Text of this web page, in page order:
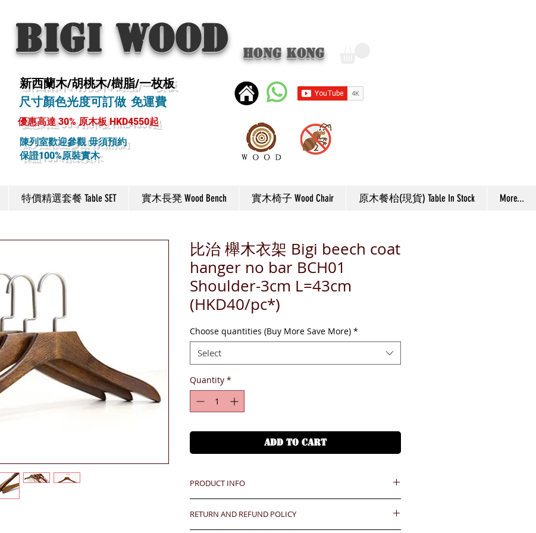
BIGI wood Hong Kong
新西蘭木/胡桃木/樹脂/一枚板
尺寸顏色光度可訂做 免運費
優惠高達 30% 原木板 HKD4550起
陳列室歡迎參觀 毋須預約
保證100%原裝實木
特價精選套餐 Table SET 實木長凳 Wood Bench 實木椅子 Wood Chair 原木餐枱(現貨) Table In Stock More...
比治 櫸木衣架 Bigi beech coat
hanger no bar BCH01
Shoulder-3cm L=43cm
(HKD40/pc*)
Choose quantities (Buy More Save More) *
Select
Quantity *
ADD TO CART
PRODUCT INFO
價格以美金計算,若換算成港幣就 (x7.8)
RETURN AND REFUND POLICY